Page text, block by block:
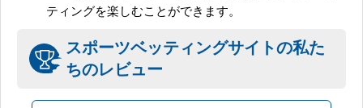
ティングを楽しむことができます。
スポーツベッティングサイトの私た
ちのレビュー